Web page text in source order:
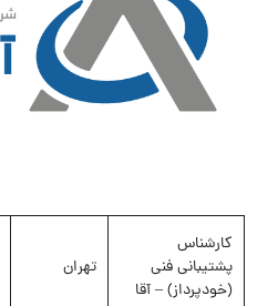
کارشناس
پشتیبانی فنی
(خودپرداز) – آقا
تهران